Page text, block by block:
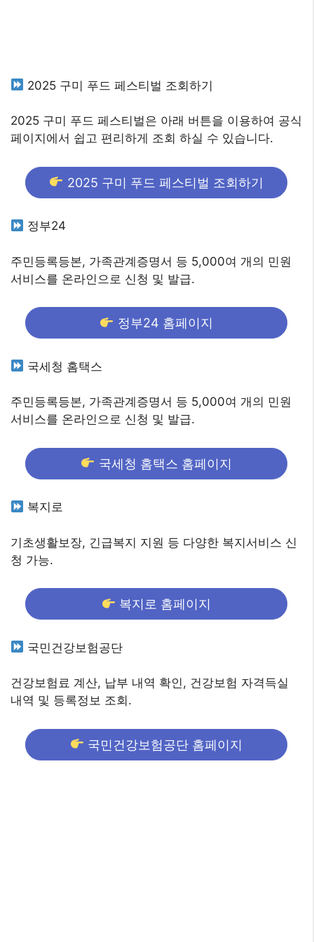
2025 구미 푸드 페스티벌 조회하기
2025 구미 푸드 페스티벌은 아래 버튼을 이용하여 공식
페이지에서 쉽고 편리하게 조회 하실 수 있습니다.
2025 구미 푸드 페스티벌 조회하기
정부24
주민등록등본, 가족관계증명서 등 5,000여 개의 민원
서비스를 온라인으로 신청 및 발급.
정부24 홈페이지
국세청 홈택스
주민등록등본, 가족관계증명서 등 5,000여 개의 민원
서비스를 온라인으로 신청 및 발급.
국세청 홈택스 홈페이지
복지로
기초생활보장, 긴급복지 지원 등 다양한 복지서비스 신
청 가능.
복지로 홈페이지
국민건강보험공단
건강보험료 계산, 납부 내역 확인, 건강보험 자격득실
내역 및 등록정보 조회.
국민건강보험공단 홈페이지